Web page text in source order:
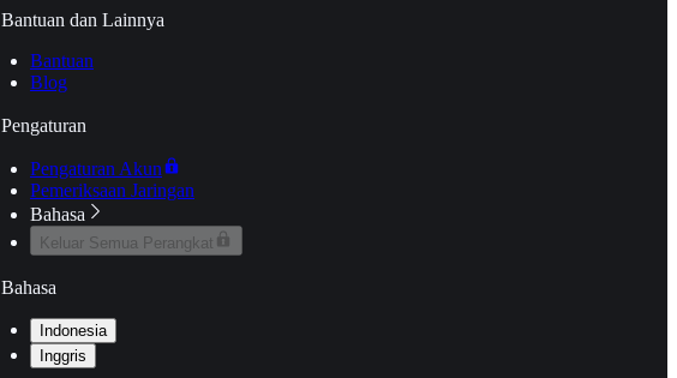
Bantuan dan Lainnya
Bantuan
Blog
Pengaturan
Pengaturan Akun
Pemeriksaan Jaringan
Bahasa
Keluar Semua Perangkat
Bahasa
Indonesia
Inggris